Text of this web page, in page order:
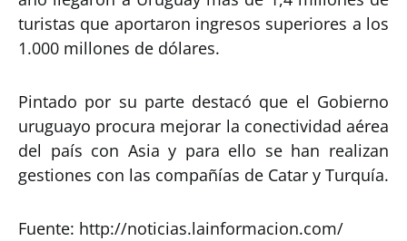
turistas que aportaron ingresos superiores a los
1.000 millones de dólares.
Pintado por su parte destacó que el Gobierno
uruguayo procura mejorar la conectividad aérea
del país con Asia y para ello se han realizan
gestiones con las compañías de Catar y Turquía.
Fuente: http://noticias.lainformacion.com/